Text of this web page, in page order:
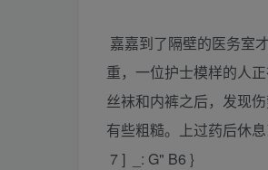
嘉嘉到了隔壁的医务室
重，一位护士模样的人
丝袜和内裤之后，发现
有些粗糙。上过药后休
7 ] _: G" B6 }